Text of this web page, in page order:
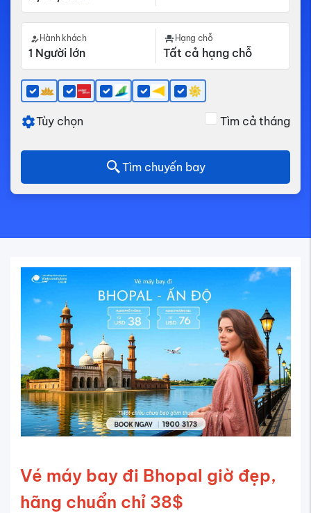
Hành khách Hạng chỗ
Tùy chọn Tìm cả tháng
Tìm chuyến bay
Vé máy bay đi Bhopal giờ đẹp,
hãng chuẩn chỉ 38$